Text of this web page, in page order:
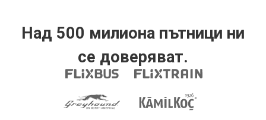
Над 500 милиона пътници ни
се доверяват.